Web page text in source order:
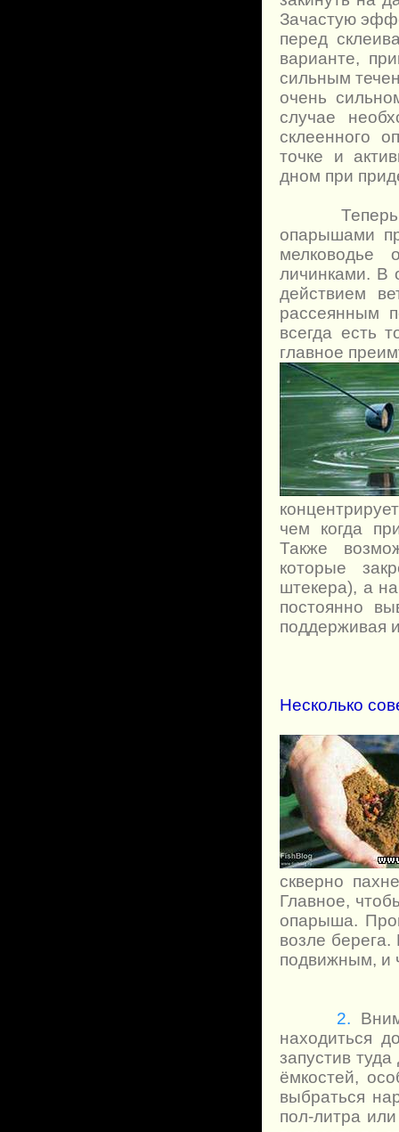
Зачастую
перед
варианте,
сильным
очень
случае
склеенного
точке и
дном при
Теперь
опарышами
мелководье
личинками. В
действием
рассеянным
всегда есть
главное
чем когда
Также
которые
штекера), а
постоянно
поддерживая
Несколько
скверно
Главное,
опарыша.
возле
подвижным, и
2.
находиться
запустив
ёмкостей,
выбраться
пол-литра